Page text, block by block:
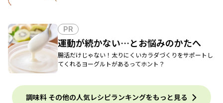
PR
運動が続かない…とお悩みのかたへ
腸活だけじゃない！太りにくいカラダづくりをサポートし
てくれるヨーグルトがあるってホント？
調味料 その他の人気レシピランキングをもっと見る